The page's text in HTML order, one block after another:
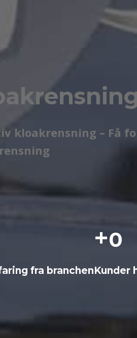
kloakrensning – Få
fra branchen
+0
Kunder